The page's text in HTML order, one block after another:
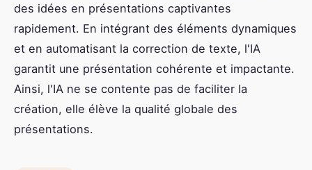
des idées en présentations captivantes
rapidement. En intégrant des éléments dynamiques
et en automatisant la correction de texte, l'IA
garantit une présentation cohérente et impactante.
Ainsi, l'IA ne se contente pas de faciliter la
création, elle élève la qualité globale des
présentations.